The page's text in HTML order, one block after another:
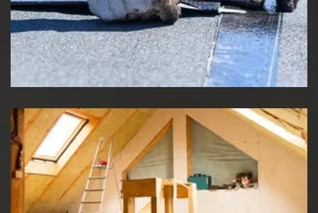
Etancheité de toiture